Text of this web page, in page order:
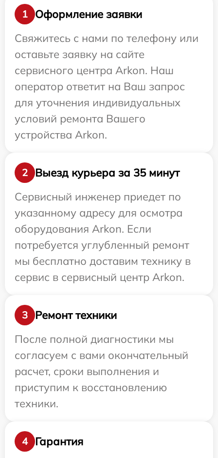
1
Оформление заявки
Свяжитесь с нами по телефону или
оставьте заявку на сайте
сервисного центра Arkon. Наш
оператор ответит на Ваш запрос
для уточнения индивидуальных
условий ремонта Вашего
устройства Arkon.
2
Выезд курьера за 35 минут
Сервисный инженер приедет по
указанному адресу для осмотра
оборудования Arkon. Если
потребуется углубленный ремонт
мы бесплатно доставим технику в
сервис в сервисный центр Arkon.
3
Ремонт техники
После полной диагностики мы
согласуем с вами окончательный
расчет, сроки выполнения и
приступим к восстановлению
техники.
4 Гарантия